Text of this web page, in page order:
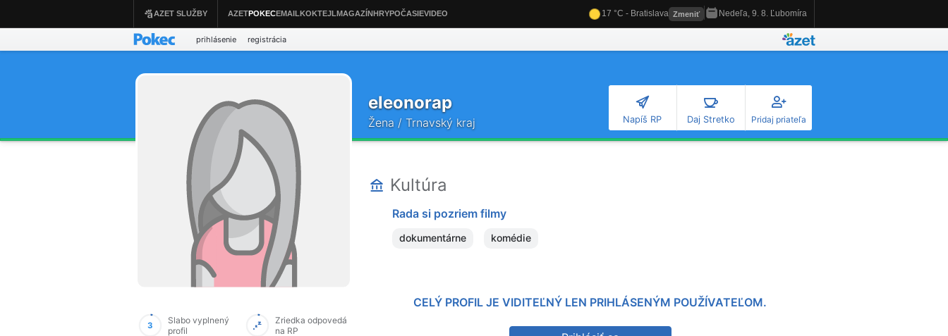
eleonorap
Žena / Trnavský kraj Napíš RP Daj Stretko Pridaj priateľa
3
Slabo vyplnený
profil
Zriedka odpovedá
na RP
Kultúra
Rada si pozriem filmy
dokumentárne komédie
CELÝ PROFIL JE VIDITEĽNÝ LEN PRIHLÁSENÝM POUŽÍVATEĽOM.
prihlásenie registrácia